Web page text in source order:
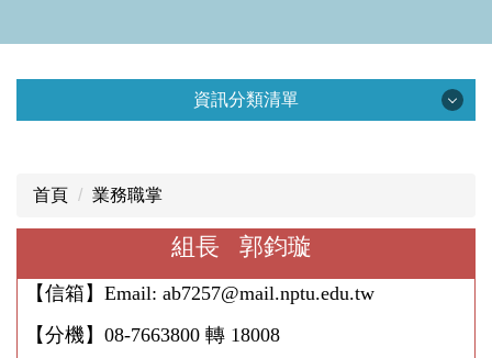
資訊分類清單
最新消息
升學博覽會專區
首頁 業務職掌
組長 郭鈞璇
【信箱】Email: ab7257@mail.nptu.edu.tw
【分機】08-7663800 轉 18008